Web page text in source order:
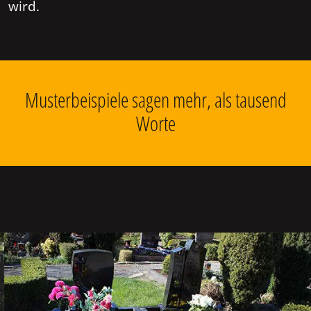
wird.
Musterbeispiele sagen mehr, als tausend
Worte